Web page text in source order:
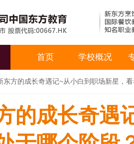
首页 学校概况
东方的成长奇遇记~从小白到职场新星，
的成长奇遇